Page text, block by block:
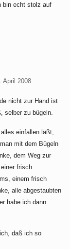
bin echt stolz auf
April 2008
nicht zur Hand ist
selber zu bügeln.
einfallen läßt,
mit dem Bügeln
dem Weg zur
frisch
einem frisch
alle abgestaubten
habe ich dann
daß ich so